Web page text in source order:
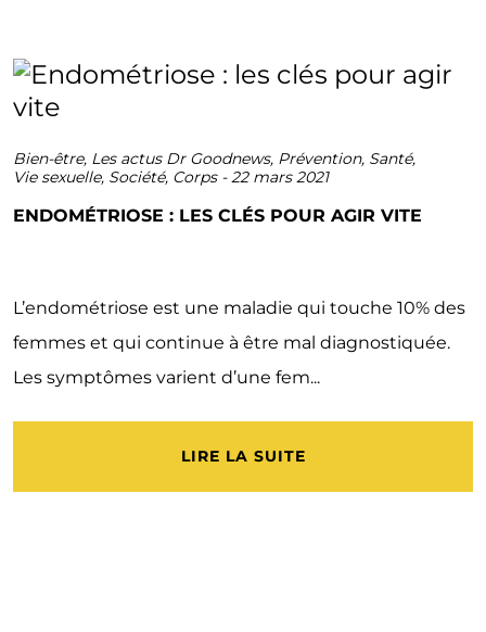
Bien-être, Les actus Dr Goodnews, Prévention, Santé,
Vie sexuelle, Société, Corps-22 mars 2021
ENDOMÉTRIOSE : LES CLÉS POUR AGIR VITE
L’endométriose est une maladie qui touche 10% des
femmes et qui continue à être mal diagnostiquée.
Les symptômes varient d’une fem...
LIRE LA SUITE